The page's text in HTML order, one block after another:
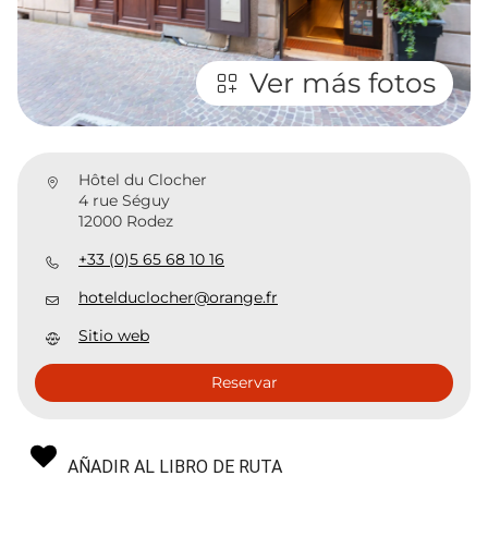
Ver más fotos
Hôtel du Clocher
4 rue Séguy
12000 Rodez
+33 (0)5 65 68 10 16
hotelduclocher@orange.fr
Sitio web
Reservar
AÑADIR AL LIBRO DE RUTA